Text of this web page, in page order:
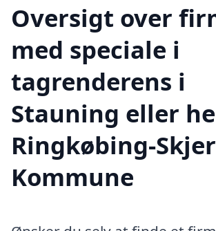
Oversigt over
med speciale i
tagrenderens i
Stauning eller
Ringkøbing-
Kommune